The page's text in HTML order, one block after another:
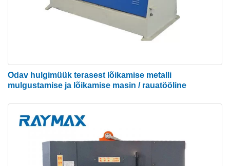
vajaliku nurga alla.
Odav hulgimüük terasest lõikamise metalli
mulgustamise ja lõikamise masin / rauatööline